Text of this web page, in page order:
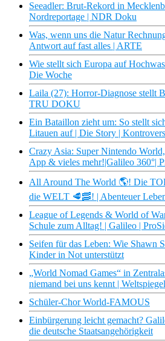
Seeadler: Brut-Rekord in
Nordreportage | NDR Doku
Was, wenn uns die Natur
Antwort auf fast alles | ARTE
Wie stellt sich Europa auf
Die Woche
Laila (27): Horror-Diagnose stellt
TRU DOKU
Ein Bataillon zieht um: So stellt
Litauen auf | Die Story |
Crazy Asia: Super Nintendo
App & vieles mehr!|Galileo 360°|
All Around The World 🌎​! Die
die WELT 🥩​🥓​! | Abenteuer
League of Legends & World of
Schule zum Alltag! | Galileo |
Seifen für das Leben: Wie Shawn
Kinder in Not unterstützt
„World Nomad Games“ in
niemand bei uns kennt | Weltspiegel
Schüler-Chor World-FAMOUS
Einbürgerung leicht gemacht?
die deutsche Staatsangehörigkeit